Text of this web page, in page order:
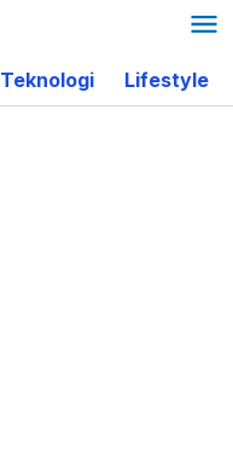
Teknologi Lifestyle